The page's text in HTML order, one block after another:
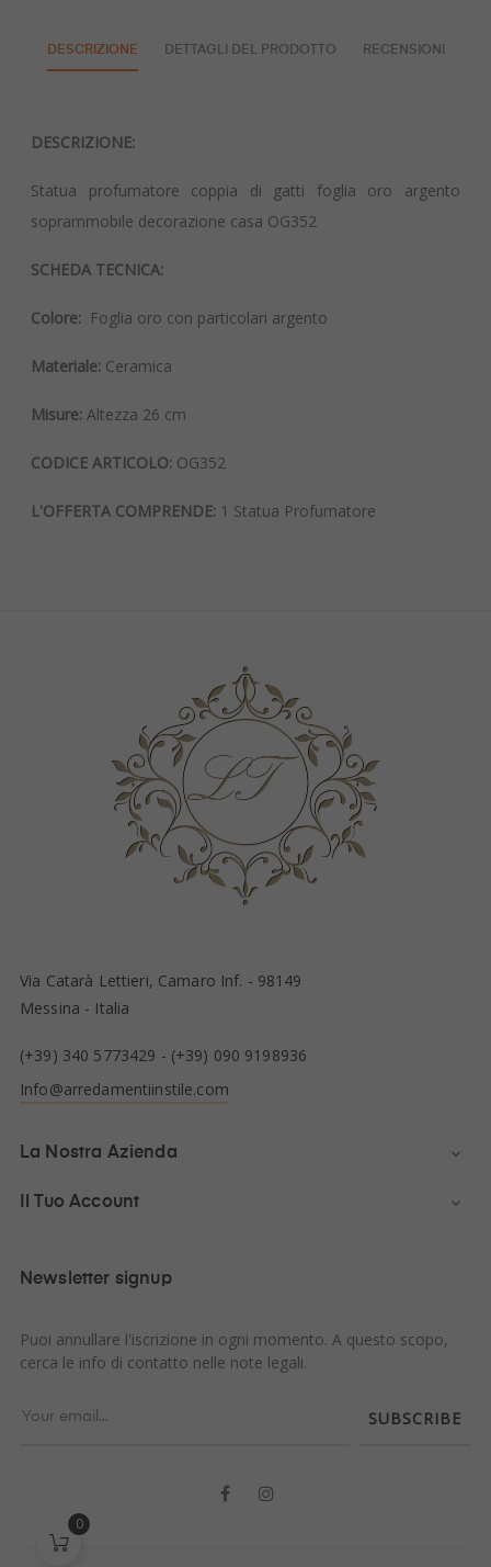
DESCRIZIONE DETTAGLI DEL PRODOTTO RECENSIONI
DESCRIZIONE:
Statua profumatore coppia di gatti foglia oro argento
soprammobile decorazione casa OG352
SCHEDA TECNICA:
Colore: Foglia oro con particolari argento
Materiale: Ceramica
Misure: Altezza 26 cm
CODICE ARTICOLO: OG352
L'OFFERTA COMPRENDE: 1 Statua Profumatore
Via Catarà Lettieri, Camaro Inf. - 98149
Messina - Italia
(+39) 340 5773429 - (+39) 090 9198936
Info@arredamentiinstile.com
La Nostra Azienda 
Il Tuo Account 
Newsletter signup
Puoi annullare l'iscrizione in ogni momento. A questo scopo,
cerca le info di contatto nelle note legali.
SUBSCRIBE
Facebook
0